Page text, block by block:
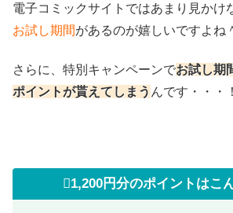
電子コミックサイトではあまり見かけ
お試し期間があるのが嬉しいですよね
さらに、特別キャンペーンでお試し期
ポイントが貰えてしまう んです・・・！
1,200円分のポイントはこ